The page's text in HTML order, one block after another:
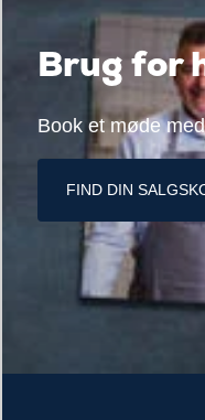
Brug for
Book et møde
FIND DIN